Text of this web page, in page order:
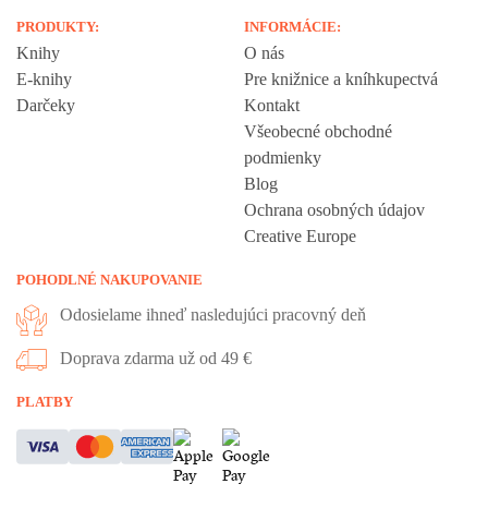
PRODUKTY:
Knihy
E-knihy
Darčeky
INFORMÁCIE:
O nás
Pre knižnice a kníhkupectvá
Kontakt
Všeobecné obchodné
podmienky
Blog
Ochrana osobných údajov
Creative Europe
POHODLNÉ NAKUPOVANIE
Odosielame ihneď nasledujúci pracovný deň
Doprava zdarma už od 49 €
PLATBY
Vážime si vaše súkromie
Táto stránka používa cookies, aby vám ponúkla skvelý zážitok z
prehliadania. Všetky dôležité informácie nájdete na stránke Cookies.